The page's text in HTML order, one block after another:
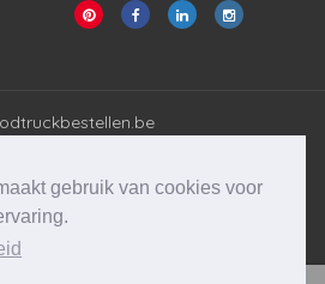
gebruik van cookies voor
statement
door